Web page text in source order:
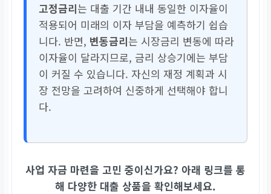
고정금리는 대출 기간 내내 동일한 이자율이
적용되어 미래의 이자 부담을 예측하기 쉽습
니다. 반면, 변동금리는 시장금리 변동에 따라
이자율이 달라지므로, 금리 상승기에는 부담
이 커질 수 있습니다. 자신의 재정 계획과 시
장 전망을 고려하여 신중하게 선택해야 합니
다.
사업 자금 마련을 고민 중이신가요? 아래 링크를 통
해 다양한 대출 상품을 확인해보세요.